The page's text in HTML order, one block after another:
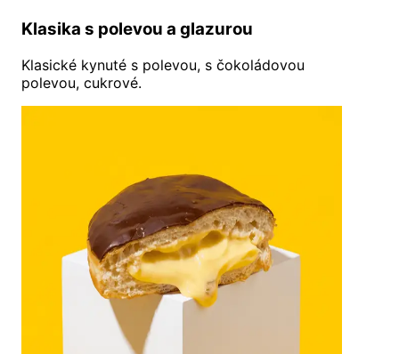
Klasika s polevou a glazurou
Klasické kynuté s polevou, s čokoládovou
polevou, cukrové.